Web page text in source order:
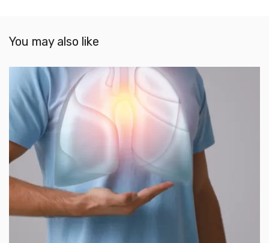
You may also like